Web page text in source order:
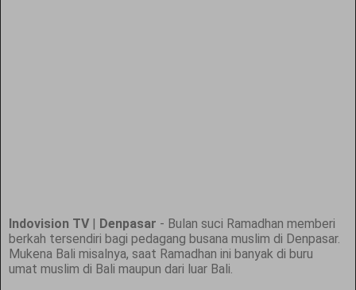
Indovision TV | Denpasar - Bulan suci Ramadhan memberi
berkah tersendiri bagi pedagang busana muslim di Denpasar.
Mukena Bali misalnya, saat Ramadhan ini banyak di buru
umat muslim di Bali maupun dari luar Bali.